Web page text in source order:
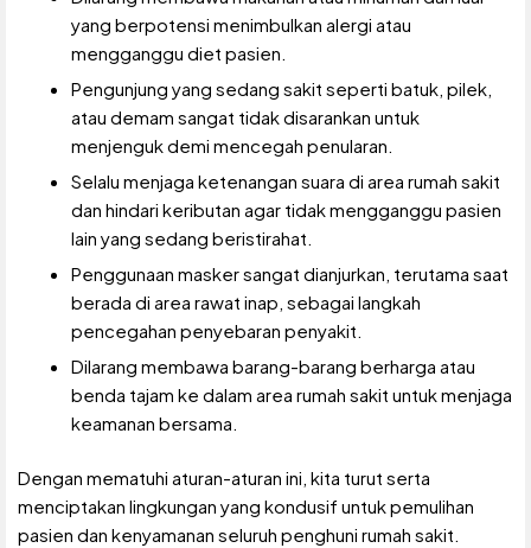
yang berpotensi menimbulkan alergi atau
mengganggu diet pasien.
Pengunjung yang sedang sakit seperti batuk, pilek,
atau demam sangat tidak disarankan untuk
menjenguk demi mencegah penularan.
Selalu menjaga ketenangan suara di area rumah sakit
dan hindari keributan agar tidak mengganggu pasien
lain yang sedang beristirahat.
Penggunaan masker sangat dianjurkan, terutama saat
berada di area rawat inap, sebagai langkah
pencegahan penyebaran penyakit.
Dilarang membawa barang-barang berharga atau
benda tajam ke dalam area rumah sakit untuk menjaga
keamanan bersama.
Dengan mematuhi aturan-aturan ini, kita turut serta
menciptakan lingkungan yang kondusif untuk pemulihan
pasien dan kenyamanan seluruh penghuni rumah sakit.